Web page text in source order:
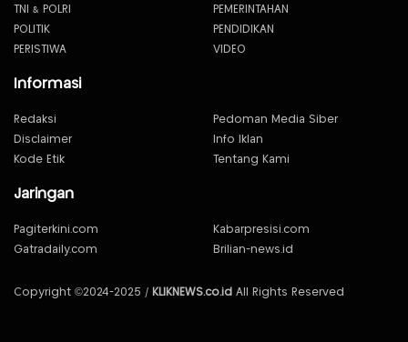
TNI & POLRI
PEMERINTAHAN
POLITIK
PENDIDIKAN
PERISTIWA
VIDEO
Informasi
Redaksi
Pedoman Media Siber
Disclaimer
Info Iklan
Kode Etik
Tentang Kami
Jaringan
Pagiterkini.com
Kabarpresisi.com
Gatradaily.com
Brilian-news.id
Copyright ©2024-2025 / KLIKNEWS.co.id All Rights Reserved